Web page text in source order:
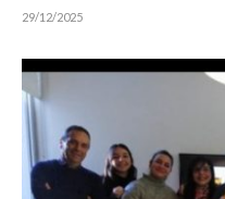
29/12/2025